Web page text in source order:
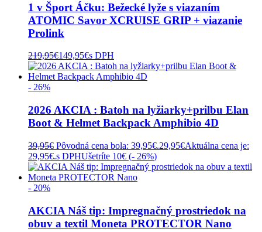
1 v Šport Áčku: Bežecké lyže s viazaním
ATOMIC Savor XCRUISE GRIP + viazanie
Prolink
219,95€149,95€s DPH
- 26%
2026 AKCIA : Batoh na lyžiarky+prilbu Elan
Boot & Helmet Backpack Amphibio 4D
39,95€ Pôvodná cena bola: 39,95€.29,95€Aktuálna cena je:
29,95€.s DPHUšetríte 10€ (- 26%)
- 20%
AKCIA Náš tip: Impregnačný prostriedok na
obuv a textil Moneta PROTECTOR Nano